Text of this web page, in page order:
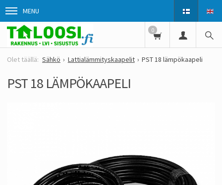
MENU
0
Sähkö Lattialämmityskaapelit PST 18 lämpökaapeli
PST 18 LÄMPÖKAAPELI